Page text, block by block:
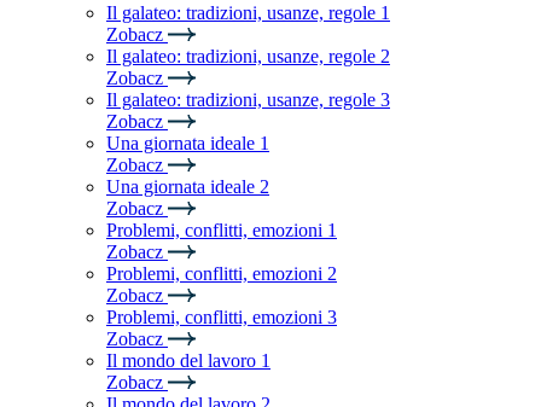
Il galateo: tradizioni, usanze, regole 1
Zobacz
Il galateo: tradizioni, usanze, regole 2
Zobacz
Il galateo: tradizioni, usanze, regole 3
Zobacz
Una giornata ideale 1
Zobacz
Una giornata ideale 2
Zobacz
Problemi, conflitti, emozioni 1
Zobacz
Problemi, conflitti, emozioni 2
Zobacz
Problemi, conflitti, emozioni 3
Zobacz
Il mondo del lavoro 1
Zobacz